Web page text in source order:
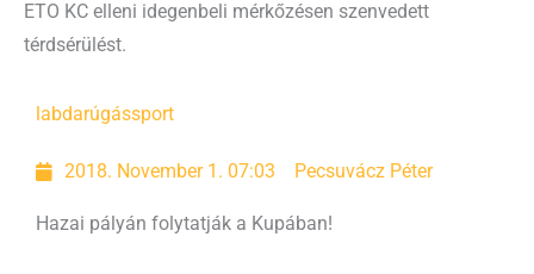
ETO KC elleni idegenbeli mérkőzésen szenvedett
térdsérülést.
labdarúgássport
2018. November 1. 07:03 Pecsuvácz Péter
Hazai pályán folytatják a Kupában!